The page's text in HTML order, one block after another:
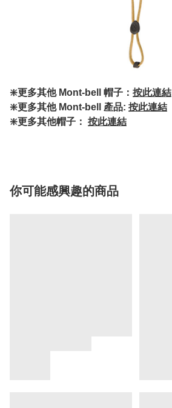
❇️更多其他 Mont-bell 帽子： 按此連結
❇️更多其他 Mont-bell 產品: 按此連結
❇️更多其他帽子： 按此連結
你可能感興趣的商品